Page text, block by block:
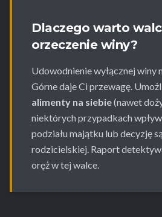
Dlaczego warto
orzeczenie winy?
Udowodnienie wyłącznej winy
Górne daje Ci przewagę.
alimenty na siebie(nawet
niektórych przypadkach
podziału majątku lub decyzję
rodzicielskiej. Raport
oręż w tej walce.